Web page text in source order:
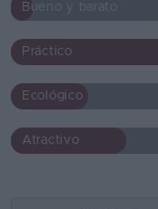
Bueno y barato
Práctico
Ecológico
Atractivo